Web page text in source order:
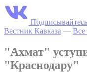
Вестник Кавказа — Все
"Ахмат"
"Краснодару"